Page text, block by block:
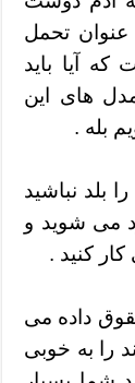
تحمل
آیا باید
های این
بله .
بلد نباشید
می شوید و
کنید .
حقوق داده می
را به خوبی